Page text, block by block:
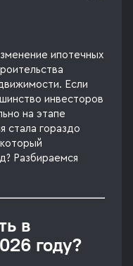
ипотечных
Если
инвесторов
на этапе
стала гораздо
Разбираемся
в
году?